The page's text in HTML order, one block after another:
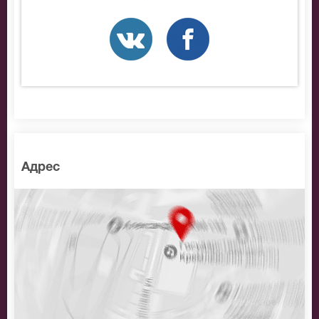
позвоните нам в call-центр и мы обязательно
подберем Вам лучшие места по доступной цене.
Адрес